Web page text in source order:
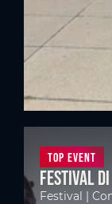
Top Event
Festival
Festival |